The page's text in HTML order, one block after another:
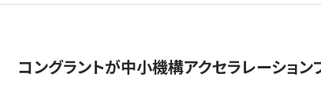
コングラントが中小機構アクセラレーショ